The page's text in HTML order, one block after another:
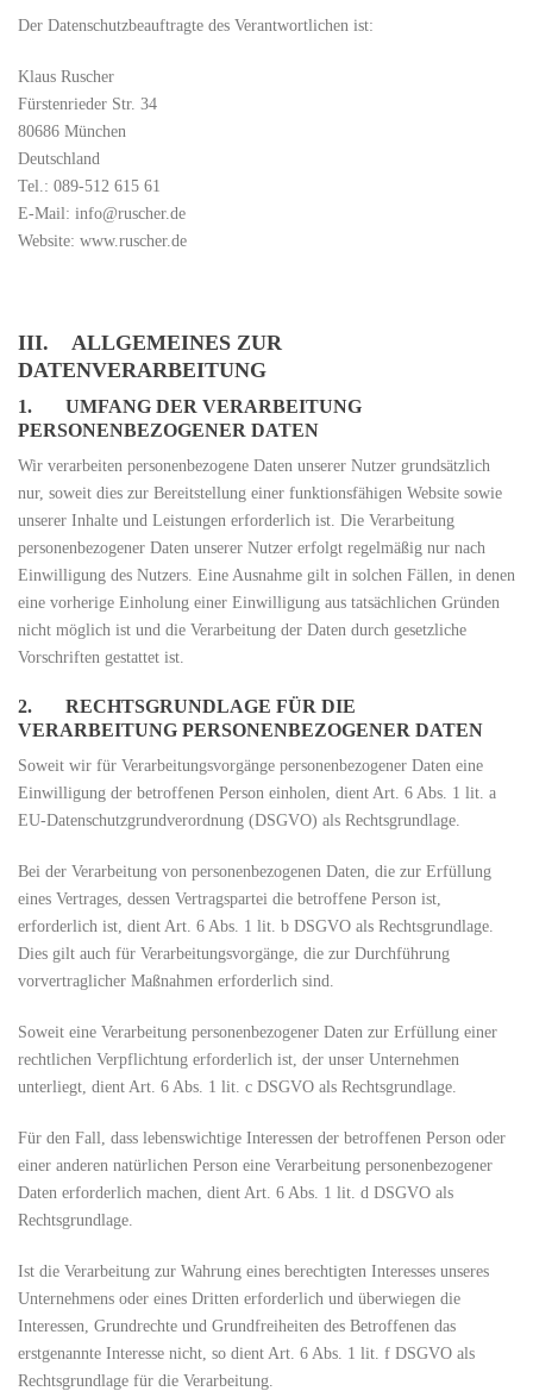
Der Datenschutzbeauftragte des Verantwortlichen ist:
Klaus Ruscher
Fürstenrieder Str. 34
80686 München
Deutschland
Tel.: 089-512 615 61
E-Mail: info@ruscher.de
Website: www.ruscher.de
III. ALLGEMEINES ZUR
DATENVERARBEITUNG
1. UMFANG DER VERARBEITUNG
PERSONENBEZOGENER DATEN
Wir verarbeiten personenbezogene Daten unserer Nutzer grundsätzlich
nur, soweit dies zur Bereitstellung einer funktionsfähigen Website sowie
unserer Inhalte und Leistungen erforderlich ist. Die Verarbeitung
personenbezogener Daten unserer Nutzer erfolgt regelmäßig nur nach
Einwilligung des Nutzers. Eine Ausnahme gilt in solchen Fällen, in denen
eine vorherige Einholung einer Einwilligung aus tatsächlichen Gründen
nicht möglich ist und die Verarbeitung der Daten durch gesetzliche
Vorschriften gestattet ist.
2. RECHTSGRUNDLAGE FÜR DIE
VERARBEITUNG PERSONENBEZOGENER DATEN
Soweit wir für Verarbeitungsvorgänge personenbezogener Daten eine
Einwilligung der betroffenen Person einholen, dient Art. 6 Abs. 1 lit. a
EU-Datenschutzgrundverordnung (DSGVO) als Rechtsgrundlage.
Bei der Verarbeitung von personenbezogenen Daten, die zur Erfüllung
eines Vertrages, dessen Vertragspartei die betroffene Person ist,
erforderlich ist, dient Art. 6 Abs. 1 lit. b DSGVO als Rechtsgrundlage.
Dies gilt auch für Verarbeitungsvorgänge, die zur Durchführung
vorvertraglicher Maßnahmen erforderlich sind.
Soweit eine Verarbeitung personenbezogener Daten zur Erfüllung einer
rechtlichen Verpflichtung erforderlich ist, der unser Unternehmen
unterliegt, dient Art. 6 Abs. 1 lit. c DSGVO als Rechtsgrundlage.
Für den Fall, dass lebenswichtige Interessen der betroffenen Person oder
einer anderen natürlichen Person eine Verarbeitung personenbezogener
Daten erforderlich machen, dient Art. 6 Abs. 1 lit. d DSGVO als
Rechtsgrundlage.
Ist die Verarbeitung zur Wahrung eines berechtigten Interesses unseres
Unternehmens oder eines Dritten erforderlich und überwiegen die
Interessen, Grundrechte und Grundfreiheiten des Betroffenen das
erstgenannte Interesse nicht, so dient Art. 6 Abs. 1 lit. f DSGVO als
Rechtsgrundlage für die Verarbeitung.